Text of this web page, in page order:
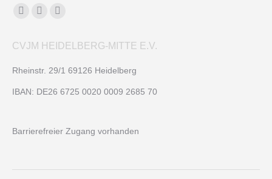
Finden Sie uns auf:
opens
window
opens
window
opens
in
window
CVJM HEIDELBERG-MITTE E.V.
Rheinstr. 29/1 69126 Heidelberg
IBAN: DE26 6725 0020 0009 2685 70
Barrierefreier Zugang vorhanden